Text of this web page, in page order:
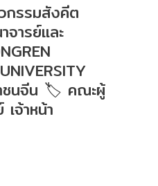
กรรมสังคีต
ารย์และ
ชนจีน 🏷️ คณะผู้
จ้าหน้า